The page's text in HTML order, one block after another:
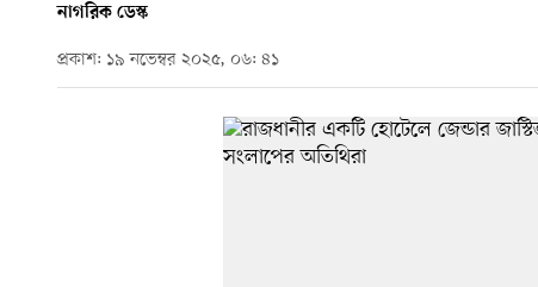
নাগরিক ডেস্ক
প্রকাশ: ১৯ নভেম্বর ২০২৫, ০৬: ৪১